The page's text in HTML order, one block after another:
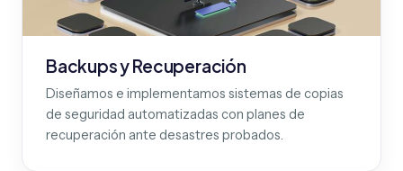
Backups y Recuperación
Diseñamos e implementamos sistemas de copias
de seguridad automatizadas con planes de
recuperación ante desastres probados.